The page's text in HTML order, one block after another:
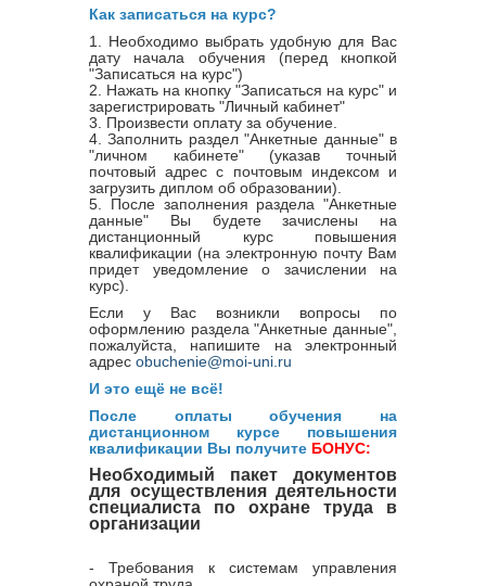
Как записаться на курс?
1. Необходимо выбрать удобную для Вас
дату начала обучения (перед кнопкой
"Записаться на курс")
2. Нажать на кнопку "Записаться на курс" и
зарегистрировать "Личный кабинет"
3. Произвести оплату за обучение.
4. Заполнить раздел "Анкетные данные" в
"личном кабинете" (указав точный
почтовый адрес с почтовым индексом и
загрузить диплом об образовании).
5. После заполнения раздела "Анкетные
данные" Вы будете зачислены на
дистанционный курс повышения
квалификации (на электронную почту Вам
придет уведомление о зачислении на
курс).
Если у Вас возникли вопросы по
оформлению раздела "Анкетные данные",
пожалуйста, напишите на электронный
адрес obuchenie@moi-uni.ru
И это ещё не всё!
После оплаты обучения на
дистанционном курсе повышения
квалификации Вы получите БОНУС:
Необходимый пакет документов
для осуществления деятельности
специалиста по охране труда в
организации
- Требования к системам управления